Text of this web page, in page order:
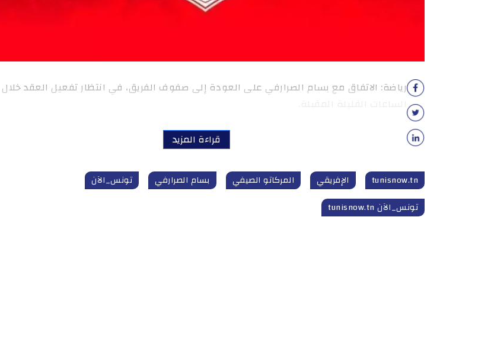
رياضة: الاتفاق مع بسام الصرارفي على العودة إلى صفوف الفريق، في انتظار تفعيل العقد خلال
قراءة المزيد
tunisnow.tn الإفريقي المركاتو الصيفي بسام الصرارفي
تونس_الآن
تونس_الآن tunisnow.tn